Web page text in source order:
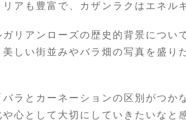
アも豊富で、カザンラクはエネル
リアンローズの歴史的背景につい
しい街並みやバラ畑の写真を盛り
ラとカーネーションの区別がつか
心として大切にしていきたいなと